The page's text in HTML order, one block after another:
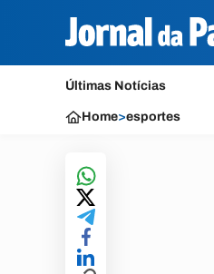
Últimas Notícias
Home>esportes